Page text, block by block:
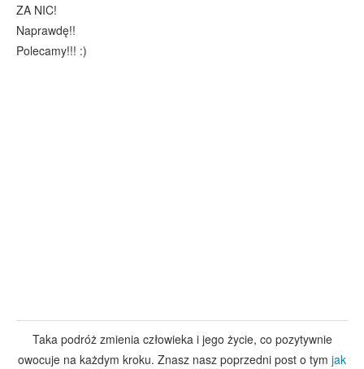
ZA NIC!
Naprawdę!!
Polecamy!!! :)
Taka podróż zmienia człowieka i jego życie, co pozytywnie
owocuje na każdym kroku. Znasz nasz poprzedni post o tym jak